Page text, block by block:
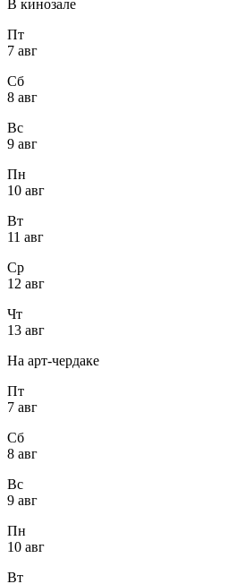
В кинозале
Пт
7 авг
Сб
8 авг
Вс
9 авг
Пн
10 авг
Вт
11 авг
Ср
12 авг
Чт
13 авг
На арт-чердаке
Пт
7 авг
Сб
8 авг
Вс
9 авг
Пн
10 авг
Вт